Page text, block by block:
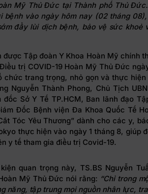
Mỹ Thủ Đức tại Thành phố Thủ
bệnh vào ngày hôm nay (02 tháng
đẩy lùi dịch bệnh, bảo vệ sức khoẻ
Tập đoàn Y Khoa Hoàn Mỹ chính
trị COVID-19 Hoàn Mỹ Thủ Đức
chức trang trọng, nhỏ gọn và thực
Nguyễn Thành Phong, Chủ Tịch
đốc Sở Y Tế TP.HCM, Ban lãnh đạo
Đốc Bệnh viện Đa Khoa Quốc Tế
Tóc Yêu Thương” dành cho các y,
thực hiện vào ngày 1 tháng 8, giúp
y tế tham gia điều trị Covid-19.
quan trọng này, TS.BS Nguyễn
Mỹ Thủ Đức nói rằng: “Chỉ trong
năng, tập trung mọi nguồn nhân lực,